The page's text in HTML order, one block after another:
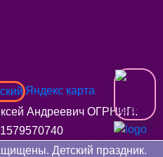
Яндекс карта
Андреевич ОГРНИП:
Детский праздник.